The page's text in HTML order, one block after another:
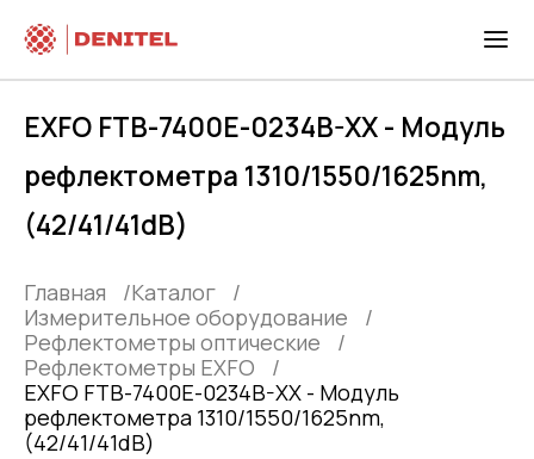
EXFO FTB-7400E-0234B-XX - Модуль
рефлектометра 1310/1550/1625nm,
(42/41/41dB)
Главная
Каталог
Измерительное оборудование
Рефлектометры оптические
Рефлектометры EXFO
EXFO FTB-7400E-0234B-XX - Модуль
рефлектометра 1310/1550/1625nm,
(42/41/41dB)